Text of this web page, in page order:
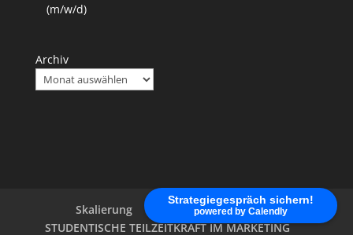
Strategiegespräch sichern!
powered by Calendly
(m/w/d)
Archiv
Skalierung
Kundenakquise B2B
STUDENTISCHE TEILZEITKRAFT IM MARKETING